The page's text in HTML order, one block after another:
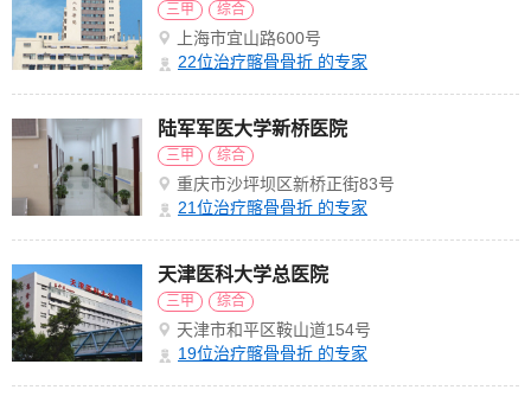
三甲 综合
上海市宜山路600号
22位治疗髂骨骨折 的专家
陆军军医大学新桥医院
三甲 综合
重庆市沙坪坝区新桥正街83号
21位治疗髂骨骨折 的专家
天津医科大学总医院
三甲 综合
天津市和平区鞍山道154号
19位治疗髂骨骨折 的专家